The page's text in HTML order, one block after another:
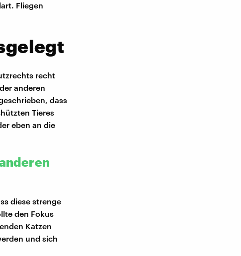
Fliegen
recht
anderen
dass
Tieres
eben an die
diese strenge
den Fokus
Katzen
und sich